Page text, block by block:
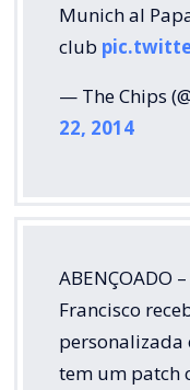
Munich al
club
— The Chips
22, 2014
ABENÇOADO
Francisco
personalizada
tem um patch